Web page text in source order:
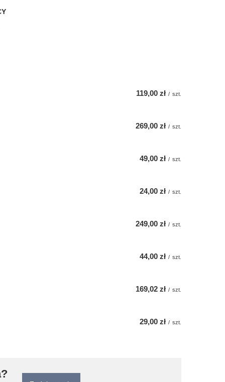
119,00 zł / szt.
269,00 zł / szt.
49,00 zł / szt.
24,00 zł / szt.
249,00 zł / szt.
44,00 zł / szt.
169,02 zł / szt.
29,00 zł / szt.